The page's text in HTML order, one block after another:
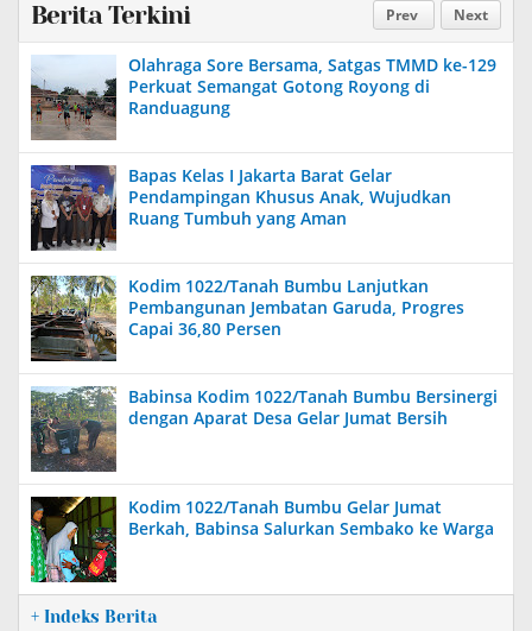
Prev Next
Berita Terkini
Olahraga Sore Bersama, Satgas TMMD ke-129
Perkuat Semangat Gotong Royong di
Randuagung
Bapas Kelas I Jakarta Barat Gelar
Pendampingan Khusus Anak, Wujudkan
Ruang Tumbuh yang Aman
Kodim 1022/Tanah Bumbu Lanjutkan
Pembangunan Jembatan Garuda, Progres
Capai 36,80 Persen
Babinsa Kodim 1022/Tanah Bumbu Bersinergi
dengan Aparat Desa Gelar Jumat Bersih
Kodim 1022/Tanah Bumbu Gelar Jumat
Berkah, Babinsa Salurkan Sembako ke Warga
+ Indeks Berita